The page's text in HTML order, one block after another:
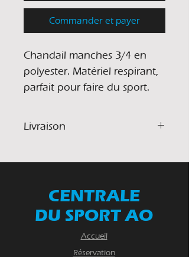
Commander et payer
Chandail manches 3/4 en
polyester. Matériel respirant,
parfait pour faire du sport.
Livraison
récupérées directement en
Sarre sur nos heures d'ouverture.
pour les commandes en ligne en
Abitibi-Ouest et jusque dans les
secteurs de Rouyn, Amos et Val
CENTRALE
DU SPORT AO
Accueil
Réservation